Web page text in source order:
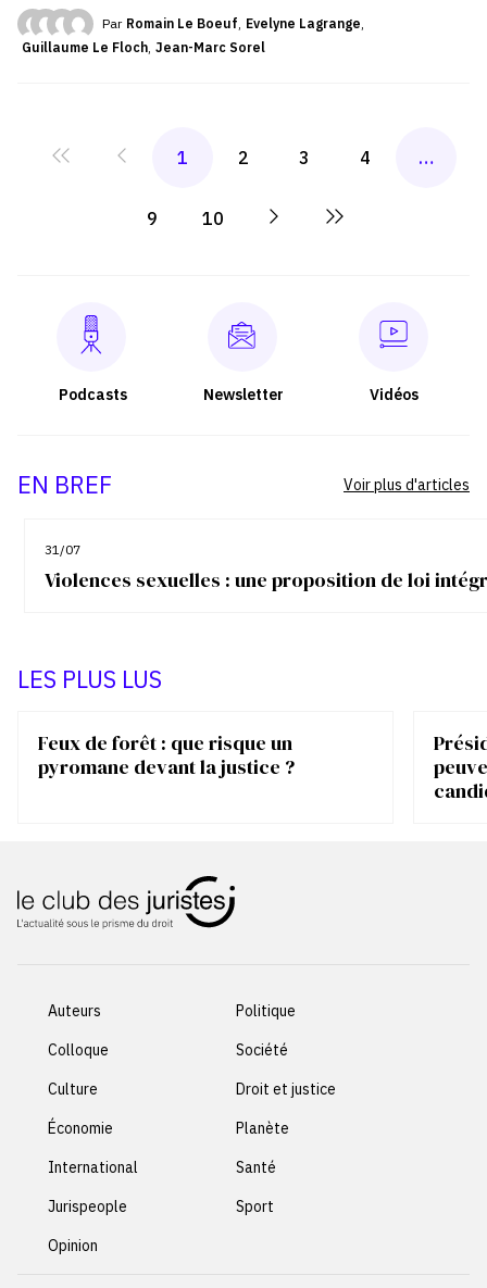
Par Romain Le Boeuf Evelyne Lagrange
Guillaume Le Floch Jean-Marc Sorel
1 2 3 4 …
9 10
Podcasts Newsletter Vidéos
EN BREF
31/07
Violences sexuelles : une proposition de loi
Voir plus d'articles
LES PLUS LUS
Feux de forêt : que risque un
pyromane devant la justice ?
Auteurs
Colloque
Culture
Économie
International
Jurispeople
Opinion
Politique
Société
Droit et justice
Planète
Santé
Sport